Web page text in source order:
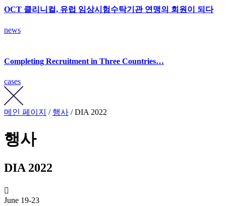
OCT 클리니컬, 유럽 임상시험수탁기관 연맹의 회원이 되다
news
Completing Recruitment in Three Countries…
cases
메인 페이지 / 행사 / DIA 2022
행사
DIA 2022

June 19-23